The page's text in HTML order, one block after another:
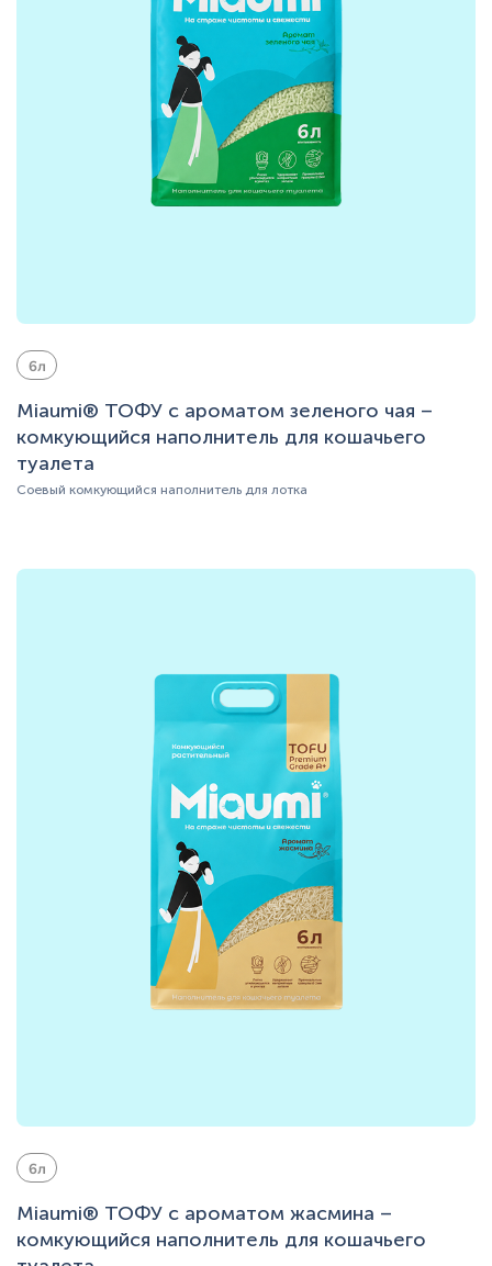
6л
Miaumi® ТОФУ с ароматом зеленого чая –
комкующийся наполнитель для кошачьего
туалета
Соевый комкующийся наполнитель для лотка
6л
Miaumi® ТОФУ с ароматом жасмина –
комкующийся наполнитель для кошачьего